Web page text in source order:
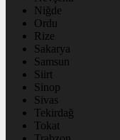
Niğde
Ordu
Rize
Sakarya
Samsun
Siirt
Sinop
Sivas
Tekirdağ
Tokat